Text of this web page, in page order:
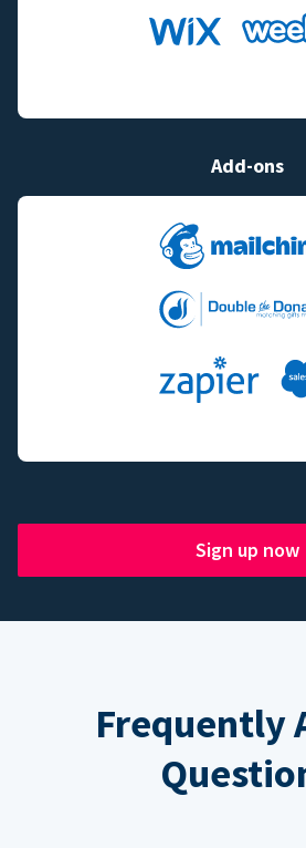
Add-ons
Sign up now
Frequently